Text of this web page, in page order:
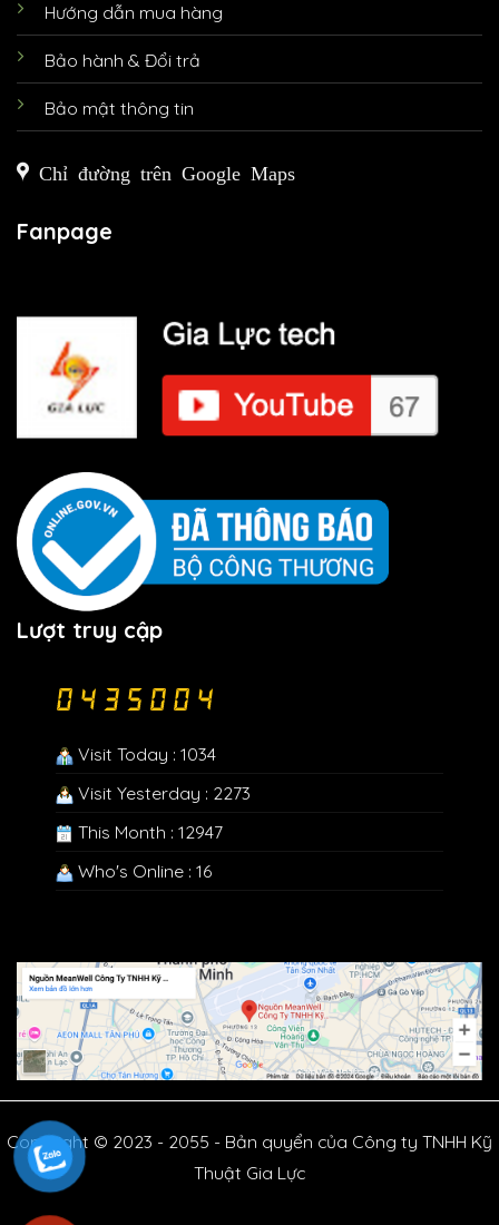
Hướng dẫn mua hàng
Bảo hành & Đổi trả
Bảo mật thông tin
Chỉ đường trên Google Maps
Fanpage
Lượt truy cập
Visit Today : 1034
Visit Yesterday : 2273
This Month : 12947
Who's Online : 16
Copyright © 2023 - 2055 - Bản quyển của Công ty TNHH Kỹ
Thuật Gia Lực